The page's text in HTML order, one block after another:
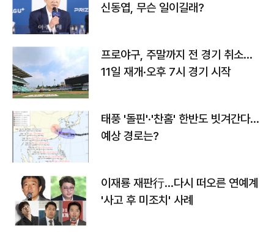
신동엽, 무슨 일이길래?
프로야구, 주말까지 전 경기 취소…
11일 재개·오후 7시 경기 시작
태풍 '돌핀'·'찬홈' 한반도 빗겨간다…
예상 경로는?
이재룡 재판行…다시 떠오른 연예계
'사고 후 미조치' 사례